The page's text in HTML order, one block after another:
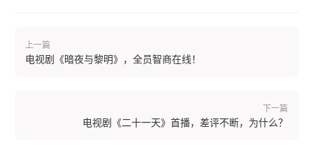
上一篇
电视剧《暗夜与黎明》，全员智商在线！
下一篇
电视剧《二十一天》首播，差评不断，为什么？